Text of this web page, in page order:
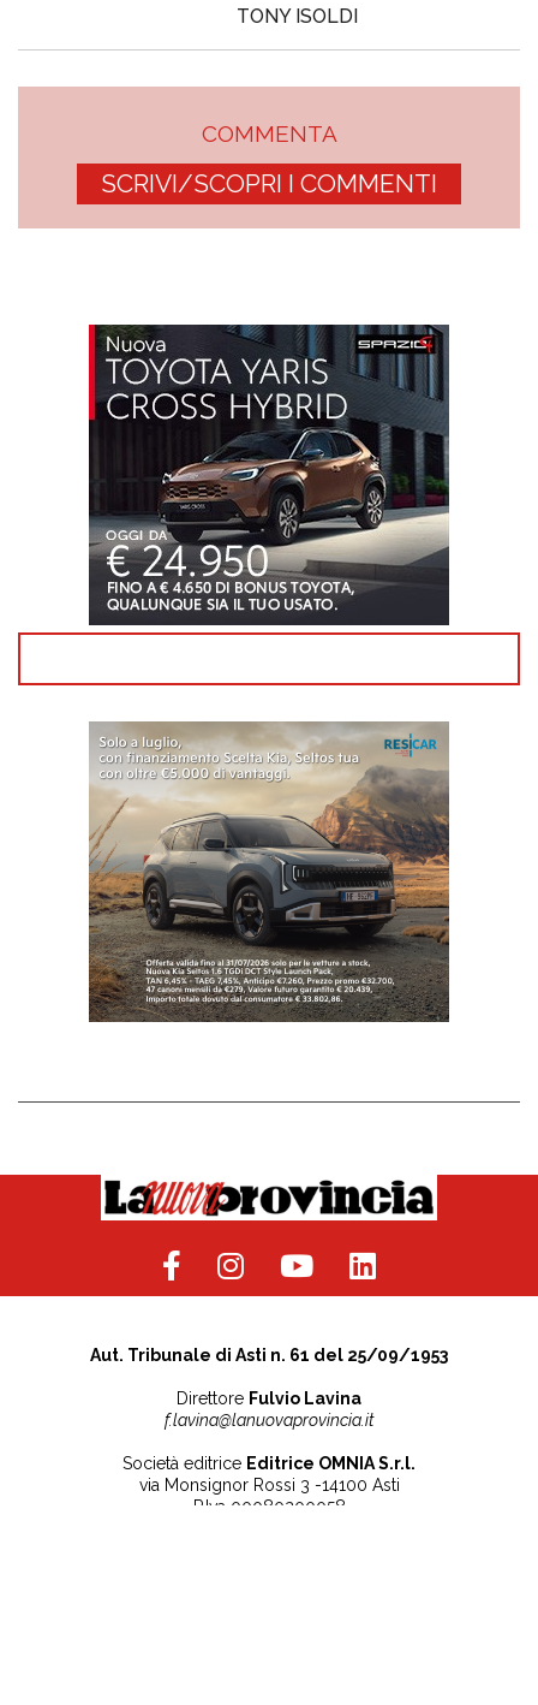
TONY ISOLDI
COMMENTA
SCRIVI/SCOPRI I COMMENTI
Aut. Tribunale di Asti n. 61 del 25/09/1953
Direttore Fulvio Lavina
f.lavina@lanuovaprovincia.it
Società editrice Editrice OMNIA S.r.l.
via Monsignor Rossi 3 -14100 Asti
P.Iva 00080200058